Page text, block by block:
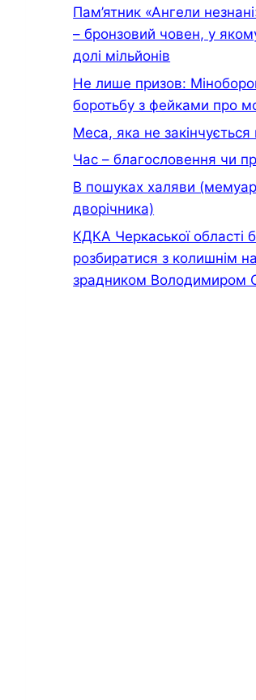
Пам’ятник «Ангели
– бронзовий човен, у
долі мільйонів
Не лише призов:
боротьбу з фейками про
Меса, яка не закінчується
Час – благословення чи
В пошуках халяви
дворiчника)
КДКА Черкаської області
розбиратися з колишнім
зрадником Володимиром